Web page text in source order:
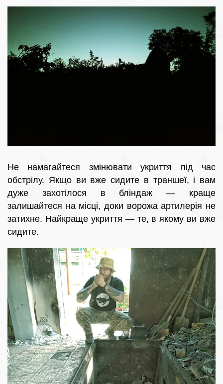
Не намагайтеся змінювати укриття під час
обстрілу. Якщо ви вже сидите в траншеї, і вам
дуже захотілося в бліндаж — краще
залишайтеся на місці, доки ворожа артилерія не
затихне. Найкраще укриття — те, в якому ви вже
сидите.